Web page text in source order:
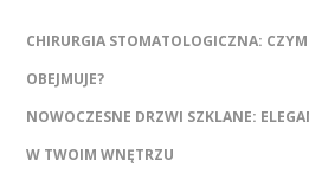
CHIRURGIA STOMATOLOGICZNA: CZYM
OBEJMUJE?
NOWOCZESNE DRZWI SZKLANE:
W TWOIM WNĘTRZU